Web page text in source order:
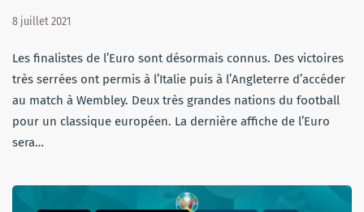
8 juillet 2021
Les finalistes de l’Euro sont désormais connus. Des victoires
très serrées ont permis à l’Italie puis à l’Angleterre d’accéder
au match à Wembley. Deux très grandes nations du football
pour un classique européen. La dernière affiche de l’Euro
sera…